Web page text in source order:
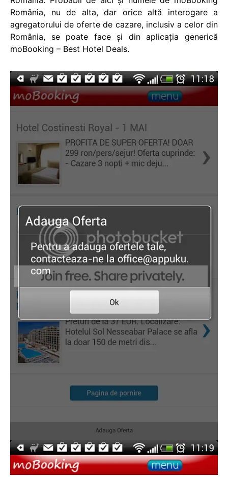
România, nu de alta, dar orice altă interogare a
agregatorului de oferte de cazare, inclusiv a celor din
România, se poate face și din aplicația generică
moBooking – Best Hotel Deals.